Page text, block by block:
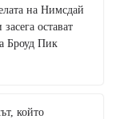
на Нимсдай
остават
Броуд Пик
който